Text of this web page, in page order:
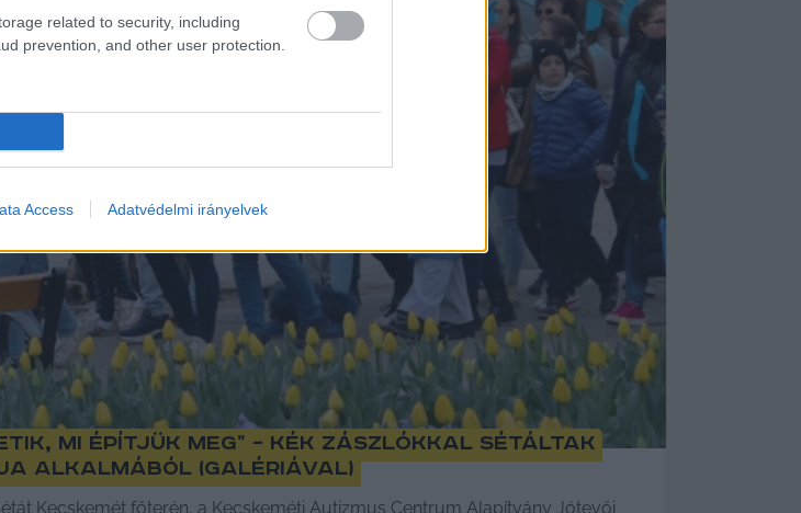
related to security, including
prevention, and other user protection.
Access Adatvédelmi irányelvek
mi építjük meg” – kék zászlókkal sétáltak
alkalmából (galériával)
Kecskemét főterén, a Kecskeméti Autizmus Centrum Alapítvány Jótevői